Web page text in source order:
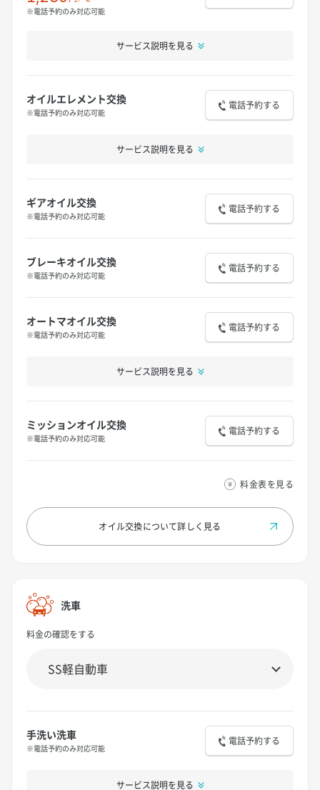
※電話予約のみ対応可能
サービス説明を見る
オイルエレメント交換
※電話予約のみ対応可能
電話予約する
サービス説明を見る
ギアオイル交換
※電話予約のみ対応可能
電話予約する
ブレーキオイル交換
※電話予約のみ対応可能
電話予約する
オートマオイル交換
※電話予約のみ対応可能
電話予約する
サービス説明を見る
ミッションオイル交換
※電話予約のみ対応可能
電話予約する
料金表を見る
オイル交換について詳しく見る
洗車
料金の確認をする
手洗い洗車
※電話予約のみ対応可能
電話予約する
サービス説明を見る